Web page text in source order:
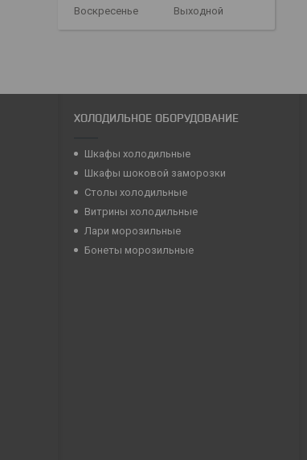
Воскресенье
Выходной
ХОЛОДИЛЬНОЕ ОБОРУДОВАНИЕ
Шкафы холодильные
Шкафы шоковой заморозки
Столы холодильные
Витрины холодильные
Лари морозильные
Бонеты морозильные